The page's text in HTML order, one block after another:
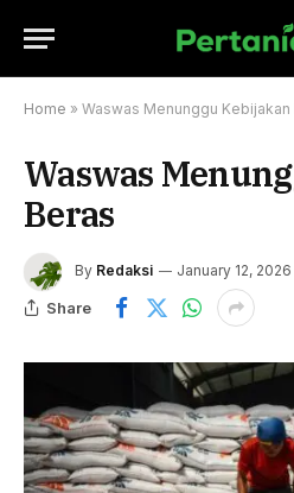
Home » Waswas Menunggu Kebijakan
Waswas
Beras
By Redaksi January 12, 2026
Share